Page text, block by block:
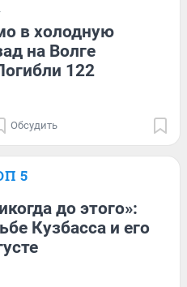
в холодную
на Волге
122
Обсудить
5
до этого»:
Кузбасса и его